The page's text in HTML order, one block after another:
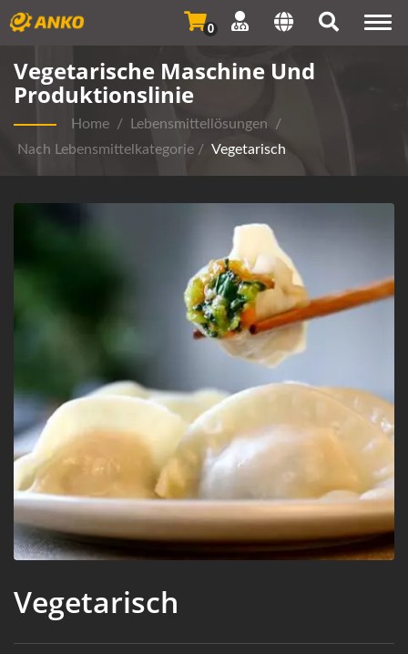
0
Vegetarische Maschine Und
Produktionslinie
Home / Lebensmittellösungen
/
Nach Lebensmittelkategorie / Vegetarisch
Vegetarisch